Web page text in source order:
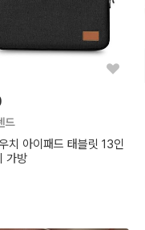
드
치 아이패드 태블릿 13인
가방